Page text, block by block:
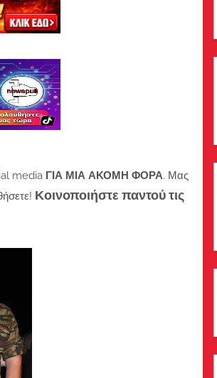
media ΓΙΑ ΜΙΑ ΑΚΟΜΗ ΦΟΡΑ. Μας
Κοινοποιήστε παντού τις